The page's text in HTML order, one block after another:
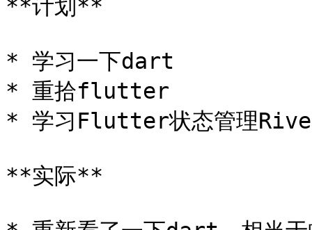
**计划**
* 学习一下dart
* 重拾flutter
* 学习Flutter状态管理
**实际**